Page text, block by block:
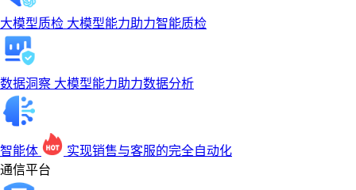
大模型质检 大模型能力助力智能质检
数据洞察 大模型能力助力数据分析
智能体
实现销售与客服的完全自动化
通信平台